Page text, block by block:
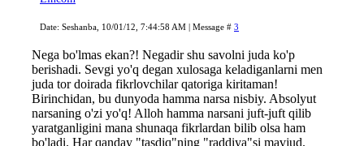
Date: Seshanba, 10/01/12, 7:44:58 AM | Message # 3
Nega bo'lmas ekan?! Negadir shu savolni juda ko'p
berishadi. Sevgi yo'q degan xulosaga keladiganlarni men
juda tor doirada fikrlovchilar qatoriga kiritaman!
Birinchidan, bu dunyoda hamma narsa nisbiy. Absolyut
narsaning o'zi yo'q! Alloh hamma narsani juft-juft qilib
yaratganligini mana shunaqa fikrlardan bilib olsa ham
bo'ladi. Har qanday "tasdiq"ning "raddiya"si mavjud.